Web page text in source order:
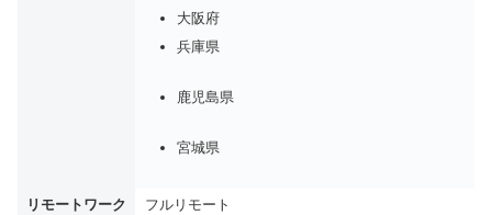
大阪府
兵庫県
鹿児島県
宮城県
リモートワーク フルリモート